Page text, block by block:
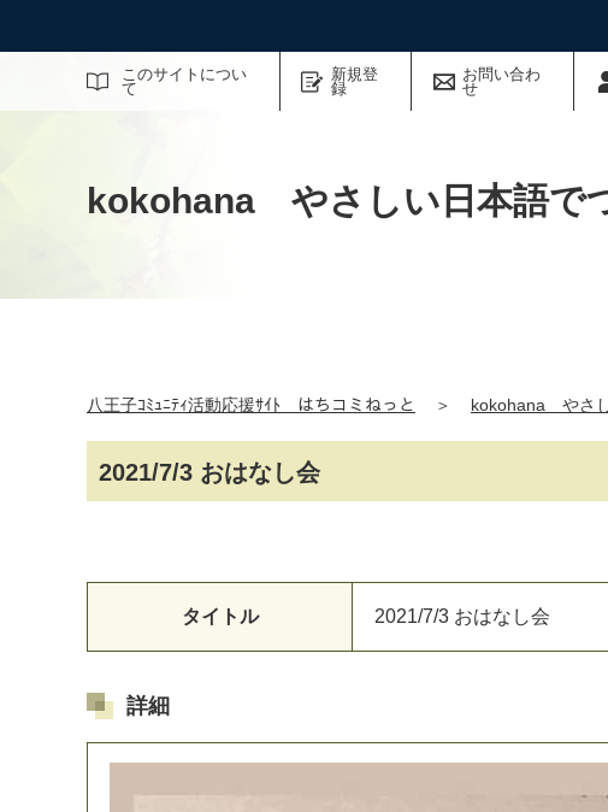
このサイトについ
て
新規登
録
お問い合わ
せ
サイト内検索
kokohana やさしい日本語で
八王子ｺﾐｭﾆﾃｨ活動応援ｻｲﾄ はちコミねっと ＞ kokohana やさ
2021/7/3 おはなし会
タイトル 2021/7/3 おはな し会
詳細